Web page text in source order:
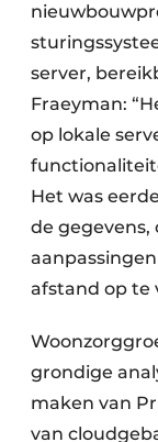
server,
Fraeyman:
op lokale
Het was
de gegevens,
afstand op te
grondige
maken van
van